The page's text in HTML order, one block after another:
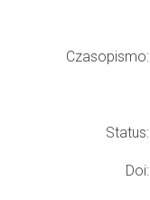
Czasopismo:
Status:
Doi: